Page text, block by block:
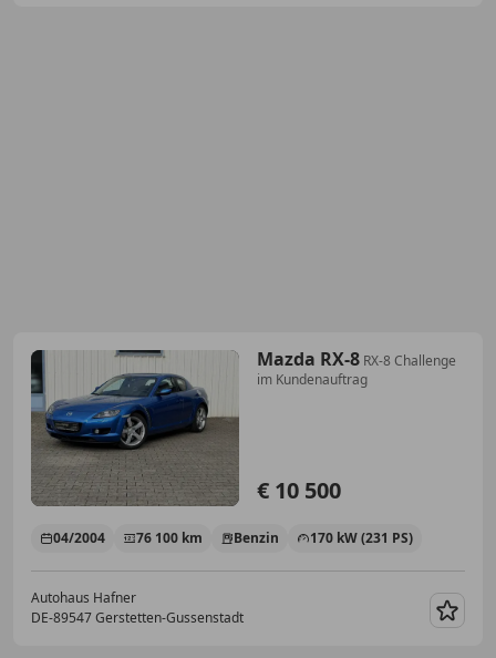
Mazda RX-8 RX-8 Challenge
im Kundenauftrag
€ 10 500
04/2004 76 100 km Benzin 170 kW (231 PS)
Autohaus Hafner
DE-89547 Gerstetten-Gussenstadt